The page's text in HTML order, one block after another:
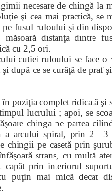
necesare de chingă la
şi cea mai practică, se
pe fusul ruloului şi din
măsoară distanţa dintre
cu 2,5 ori.
cutiei ruloului se face o
după ce se curăţă de praf
poziţia complet ridicată şi
lucrului ; apoi, se
chinga pe partea
a arcului spiral, prin 2—3
chingii pe casetă prin
strans, cu multă
capăt prin interiorul
puţin mai mică decat